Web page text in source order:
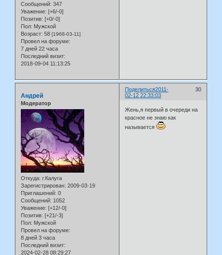
Сообщений: 347
Уважение: [+6/-0]
Позитив: [+0/-0]
Пол: Мужской
Возраст: 58 [1968-03-11]
Провел на форуме:
7 дней 22 часа
Последний визит:
2018-09-04 11:13:25
Поделиться 30
2011-
02-12 22:33:03
Андрей
Модератор
Откуда: г.Калуга
Зарегистрирован: 2009-03-19
Приглашений: 0
Сообщений: 1052
Уважение: [+12/-0]
Позитив: [+21/-3]
Пол: Мужской
Провел на форуме:
8 дней 3 часа
Последний визит:
2024-02-28 08:29:27
Жень,я первый в очереди на
красное не знаю как
называется